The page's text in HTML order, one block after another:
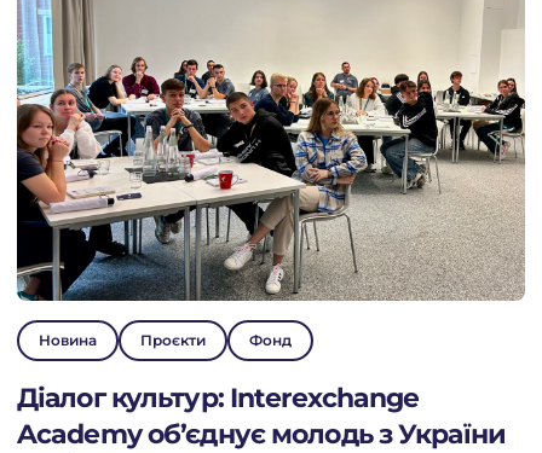
Новина Проєкти Фонд
Діалог культур: Interexchange
Academy об’єднує молодь з України